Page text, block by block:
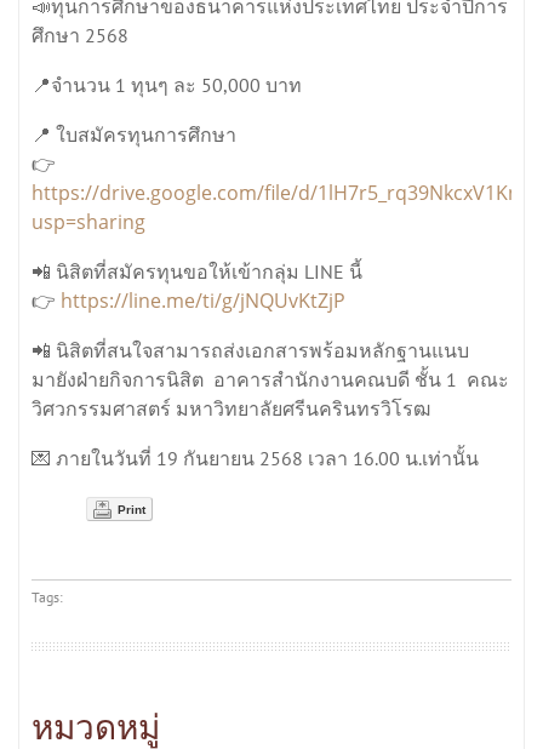
📣ทุนการศึกษาของธนาคารแห่งประเทศไทย ประจำปีการ
ศึกษา 2568
📍จำนวน 1 ทุนๆ ละ 50,000 บาท
📍 ใบสมัครทุนการศึกษา
👉
https://drive.google.com/file/d/
usp=sharing
📲 นิสิตที่สมัครทุนขอให้เข้ากลุ่ม LINE นี้
👉 https://line.me/ti/g/jNQUvKtZjP
📲 นิสิตที่สนใจสามารถส่งเอกสารพร้อมหลักฐานแนบ
มายังฝ่ายกิจการนิสิต อาคารสำนักงานคณบดี ชั้น 1 คณะ
วิศวกรรมศาสตร์ มหาวิทยาลัยศรีนครินทรวิโรฒ
💌 ภายในวันที่ 19 กันยายน 2568 เวลา 16.00 น.เท่านั้น
Print
Tags:
หมวดหมู่